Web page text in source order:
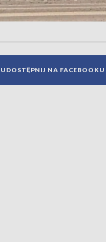
UDOSTĘPNIJ NA FACEBOOKU